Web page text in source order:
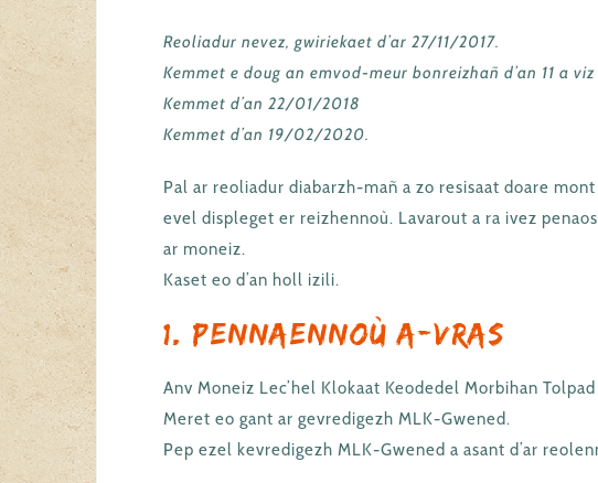
Reoliadur nevez, gwiriekaet d’ar 27/11/2017.
Kemmet e doug an emvod-meur bonreizhañ d’an 11 a viz
Kemmet d’an 22/01/2018
Kemmet d’an 19/02/2020.
Pal ar reoliadur diabarzh-mañ a zo resisaat doare
evel displeget er reizhennoù. Lavarout a ra ivez
ar moneiz.
Kaset eo d’an holl izili.
1. Pennaennoù a-vras
Anv Moneiz Lec’hel Klokaat Keodedel Morbihan
Meret eo gant ar gevredigezh MLK-Gwened.
Pep ezel kevredigezh MLK-Gwened a asant d’ar